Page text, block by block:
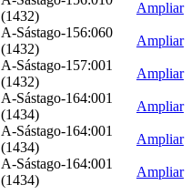
(1432)
Ampliar
A-Sástago-156:060
(1432)
Ampliar
A-Sástago-157:001
(1432)
Ampliar
A-Sástago-164:001
(1434)
Ampliar
A-Sástago-164:001
(1434)
Ampliar
A-Sástago-164:001
(1434)
Ampliar